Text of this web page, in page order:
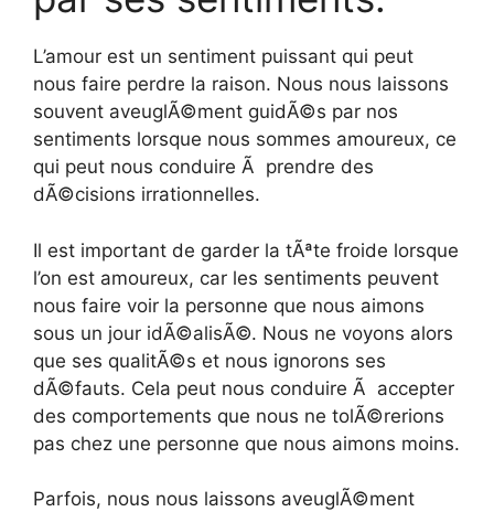
L’amour est un sentiment puissant qui peut
nous faire perdre la raison. Nous nous laissons
souvent aveuglÃ©ment guidÃ©s par nos
sentiments lorsque nous sommes amoureux, ce
qui peut nous conduire Ã prendre des
dÃ©cisions irrationnelles.
Il est important de garder la tÃªte froide lorsque
l’on est amoureux, car les sentiments peuvent
nous faire voir la personne que nous aimons
sous un jour idÃ©alisÃ©. Nous ne voyons alors
que ses qualitÃ©s et nous ignorons ses
dÃ©fauts. Cela peut nous conduire Ã accepter
des comportements que nous ne tolÃ©rerions
pas chez une personne que nous aimons moins.
Parfois, nous nous laissons aveuglÃ©ment